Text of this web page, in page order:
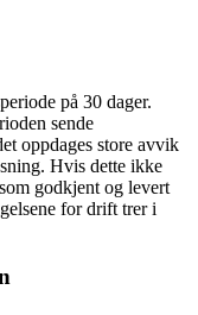
på 30 dager.
sende
oppdages store avvik
Hvis dette ikke
godkjent og levert
for drift trer i